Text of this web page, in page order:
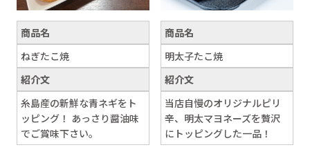
商品名
ねぎたこ焼
紹介文
糸島産の新鮮な青ネギをト
ッピング！ あっさり醤油味
でご賞味下さい。
商品名
明太子たこ焼
紹介文
当店自慢のオリジナルピリ
辛、明太マヨネーズを贅沢
にトッピングした一品！